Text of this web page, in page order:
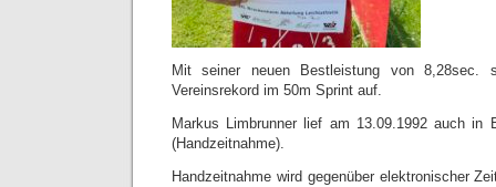
Mit seiner neuen Bestleistung von 8,28sec.
Vereinsrekord im 50m Sprint auf.
Markus Limbrunner lief am 13.09.1992 auch in
(Handzeitnahme).
Handzeitnahme wird gegenüber elektronischer